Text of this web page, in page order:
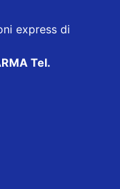
express di
Tel.